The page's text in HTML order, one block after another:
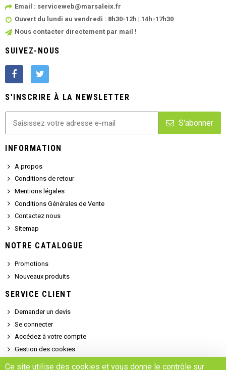
Email : serviceweb@marsaleix.fr
Ouvert du lundi au vendredi : 8h30-12h | 14h-17h30
Nous contacter directement par mail !
SUIVEZ-NOUS
S'INSCRIRE À LA NEWSLETTER
S'abonner
INFORMATION
A propos
Conditions de retour
Mentions légales
Conditions Générales de Vente
Contactez nous
Sitemap
NOTRE CATALOGUE
Promotions
Nouveaux produits
SERVICE CLIENT
Demander un devis
Se connecter
Accédez à votre compte
Gestion des cookies
Ce site utilise des cookies et vous donne le contrôle sur